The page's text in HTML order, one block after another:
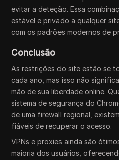
evitar a deteção. Essa
estável e privado a qualquer
com os padrões modernos de
Conclusão
As restrições do site estão se
cada ano, mas isso não
mão de sua liberdade online.
sistema de segurança do
de uma firewall regional,
fiáveis de recuperar o acesso.
VPNs e proxies ainda são
maioria dos usuários,